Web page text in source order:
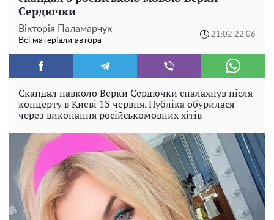
Сердючки
Вікторія Паламарчук
Всі матеріали автора
21:02 22.06
Скандал навколо Вєрки Сердючки спалахнув після
концерту в Києві 13 червня. Публіка обурилася
через виконання російськомовних хітів